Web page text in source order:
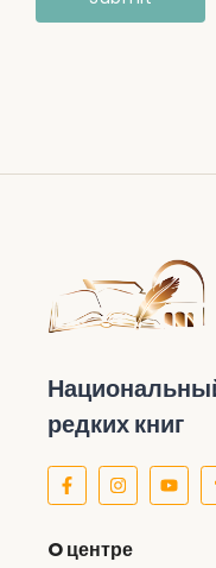
редких книг
O центре